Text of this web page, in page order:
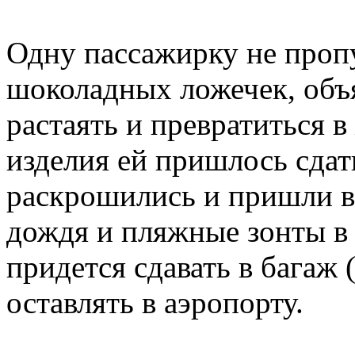
Одну пассажирку не
шоколадных ложечек,
растаять и
изделия ей пришлось
раскрошились и пришли
дождя и пляжные зонты в
придется сдавать в
оставлять в аэропорту.